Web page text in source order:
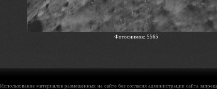
Фотоснимок: 5565
Использование материалов размещенных на сайте без согласия администрации сайта